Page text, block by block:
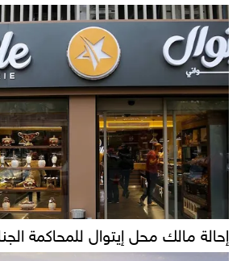
إحالة مالك محل إيتوال للمحاكمة